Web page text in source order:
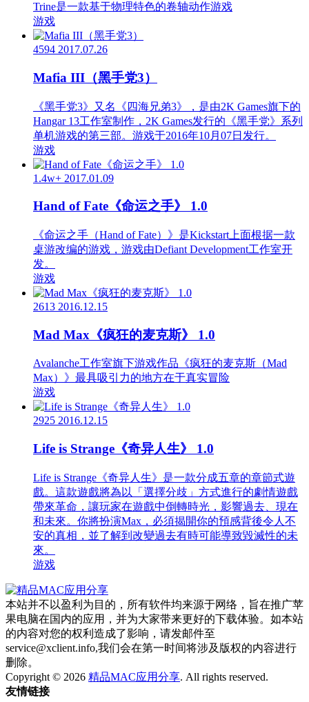
Trine是一款基于物理特色的卷轴动作游戏
游戏
4594 2017.07.26
Mafia III（黑手党3）
《黑手党3》又名《四海兄弟3》，是由2K Games旗下的
Hangar 13工作室制作，2K Games发行的《黑手党》系列
单机游戏的第三部。游戏于2016年10月07日发行。
游戏
1.4w+ 2017.01.09
Hand of Fate《命运之手》 1.0
《命运之手（Hand of Fate）》是Kickstart上面根据一款
桌游改编的游戏，游戏由Defiant Development工作室开
发。
游戏
2613 2016.12.15
Mad Max《疯狂的麦克斯》 1.0
Avalanche工作室旗下游戏作品《疯狂的麦克斯（Mad
Max）》最具吸引力的地方在于真实冒险
游戏
2925 2016.12.15
Life is Strange《奇异人生》 1.0
Life is Strange《奇异人生》是一款分成五章的章節式遊
戲。這款遊戲將為以「選擇分歧」方式進行的劇情遊戲
帶來革命，讓玩家在遊戲中倒轉時光，影響過去、現在
和未來。你將扮演Max，必須揭開你的預感背後令人不
安的真相，並了解到改變過去有時可能導致毀滅性的未
來。
游戏
本站并不以盈利为目的，所有软件均来源于网络，旨在推广苹
果电脑在国内的应用，并为大家带来更好的下载体验。如本站
的内容对您的权利造成了影响，请发邮件至
service@xclient.info,我们会在第一时间将涉及版权的内容进行
删除。
Copyright © 2026 精品MAC应用分享. All rights reserved.
友情链接